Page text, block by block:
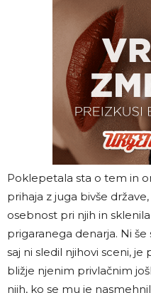
Poklepetala sta o tem in
prihaja z juga bivše
osebnost pri njih in
prigaranega denarja. Ni še
saj ni sledil njihovi sceni,
bližje njenim privlačnim
njih, ko se mu je